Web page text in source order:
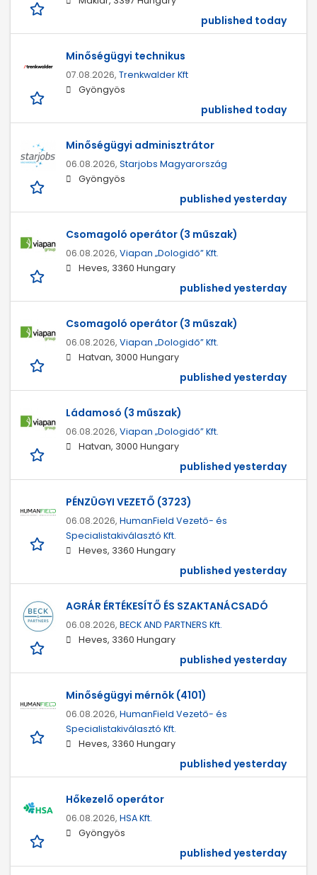
published today
Minőségügyi technikus
07.08.2026, Trenkwalder Kft
Gyöngyös
published today
Minőségügyi adminisztrátor
06.08.2026, Starjobs Magyarország
Gyöngyös
published yesterday
Csomagoló operátor (3 műszak)
06.08.2026, Viapan „Dologidő” Kft.
Heves, 3360 Hungary
published yesterday
Csomagoló operátor (3 műszak)
06.08.2026, Viapan „Dologidő” Kft.
Hatvan, 3000 Hungary
published yesterday
Ládamosó (3 műszak)
06.08.2026, Viapan „Dologidő” Kft.
Hatvan, 3000 Hungary
published yesterday
PÉNZÜGYI VEZETŐ (3723)
06.08.2026, HumanField Vezető- és
Specialistakiválasztó Kft.
Heves, 3360 Hungary
published yesterday
AGRÁR ÉRTÉKESÍTŐ ÉS SZAKTANÁCSADÓ
06.08.2026, BECK AND PARTNERS Kft.
Heves, 3360 Hungary
published yesterday
Minőségügyi mérnök (4101)
06.08.2026, HumanField Vezető- és
Specialistakiválasztó Kft.
Heves, 3360 Hungary
published yesterday
Hőkezelő operátor
06.08.2026, HSA Kft.
Gyöngyös
published yesterday